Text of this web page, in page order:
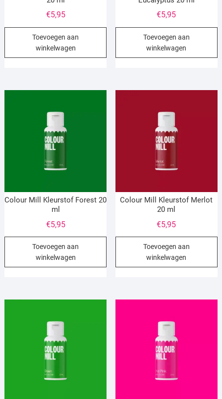
€5,95
Toevoegen aan
winkelwagen
€5,95
Toevoegen aan
winkelwagen
Colour Mill Kleurstof Forest 20
ml
€5,95
Toevoegen aan
winkelwagen
Colour Mill Kleurstof Merlot
20 ml
€5,95
Toevoegen aan
winkelwagen